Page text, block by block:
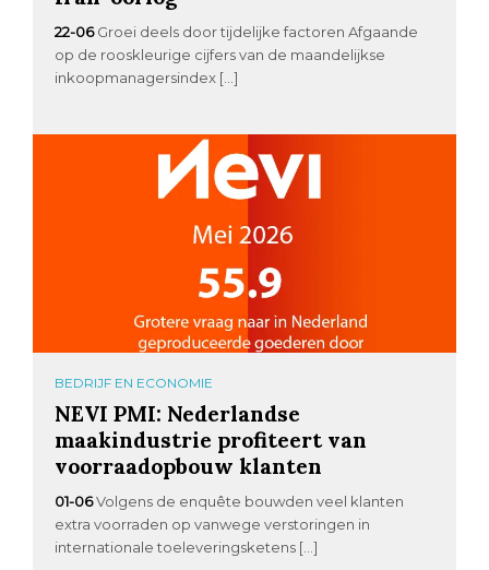
22-06 Groei deels door tijdelijke factoren Afgaande
op de rooskleurige cijfers van de maandelijkse
inkoopmanagersindex […]
BEDRIJF EN ECONOMIE
NEVI PMI: Nederlandse
maakindustrie profiteert van
voorraadopbouw klanten
01-06Volgens de enquête bouwden veel klanten
extra voorraden op vanwege verstoringen in
internationale toeleveringsketens […]